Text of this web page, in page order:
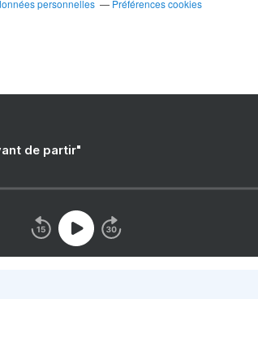
personnelles
Préférences cookies
de partir"